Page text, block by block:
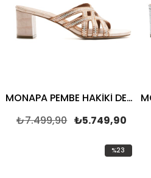
MONAPA PEMBE HAKİKİ DERİ Kadın TOPUKLU TERLİK
₺5.749,90
₺7.499,90
%23